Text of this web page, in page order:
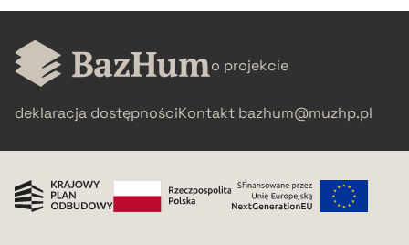
BIBTEX
o projekcie
deklaracja dostępnościKontakt bazhum@muzhp.pl